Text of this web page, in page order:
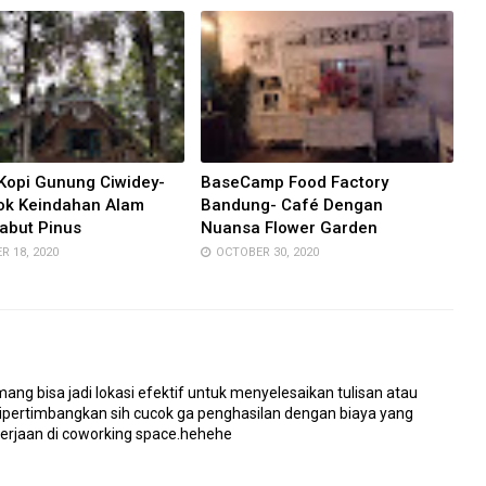
Gunung Ciwidey-
Keindahan Alam
Pinus
18, 2020
BaseCamp Food Factory
Bandung- Café Dengan
Nuansa Flower Garden
OCTOBER 30, 2020
bisa jadi lokasi efektif untuk menyelesaikan tulisan atau
sih cucok ga penghasilan dengan biaya yang
di coworking space.hehehe